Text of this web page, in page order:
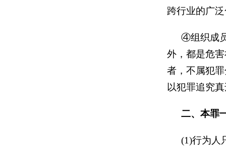
跨行业的广
④组织成
外，都是危
者，不属犯
以犯罪追究
二、本罪
(1)行为人